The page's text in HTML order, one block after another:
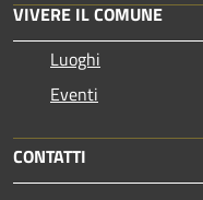
VIVERE IL COMUNE
Luoghi
Eventi
CONTATTI